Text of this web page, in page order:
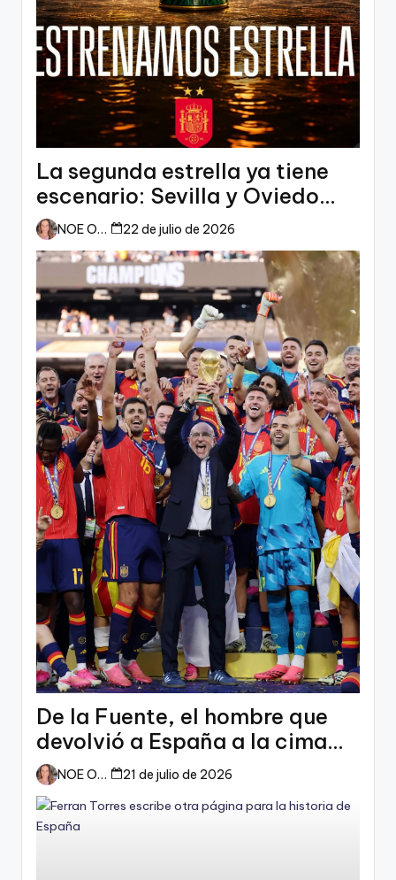
La segunda estrella ya tiene
escenario: Sevilla y Oviedo
esperan a España
NOE ORTIZ 22 de julio de 2026
De la Fuente, el hombre que
devolvió a España a la cima
del mundo
NOE ORTIZ 21 de julio de 2026